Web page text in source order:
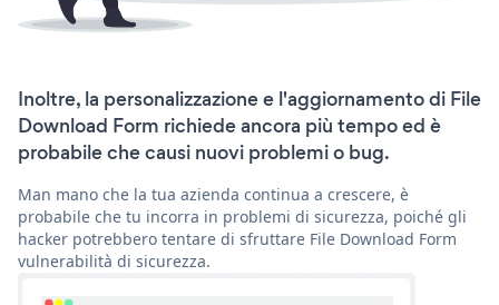
Inoltre, la personalizzazione e l'aggiornamento di File
Download Form richiede ancora più tempo ed è
probabile che causi nuovi problemi o bug.
Man mano che la tua azienda continua a crescere, è
probabile che tu incorra in problemi di sicurezza, poiché gli
hacker potrebbero tentare di sfruttare File Download Form
vulnerabilità di sicurezza.